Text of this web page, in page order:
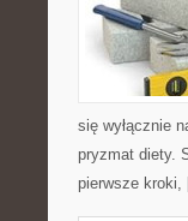
się wyłącznie
pryzmat diety.
pierwsze